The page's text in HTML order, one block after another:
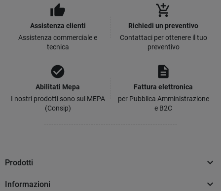
thumb_up
Assistenza clienti
Assistenza commerciale e
tecnica
add_shopping_cart
Richiedi un preventivo
Contattaci per ottenere il tuo
preventivo
check_circle
Abilitati Mepa
I nostri prodotti sono sul MEPA
(Consip)
description
Fattura elettronica
per Pubblica Amministrazione
e B2C
Prodotti 
Informazioni 